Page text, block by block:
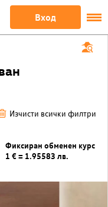
Вход
Изчисти всички филтри
Фиксиран обменен курс
1 € = 1.95583 лв.